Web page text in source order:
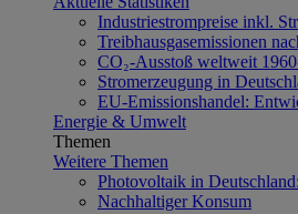
Industriestrompreise inkl.
Treibhausgasemissionen
CO₂-Ausstoß weltweit
Stromerzeugung in
EU-Emissionshandel:
Energie & Umwelt
Themen
Weitere Themen
Photovoltaik in
Nachhaltiger Konsum